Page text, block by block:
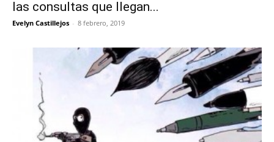
las consultas que llegan...
Evelyn Castillejos - 8 febrero, 2019